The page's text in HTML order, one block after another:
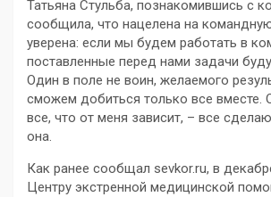
Татьяна Стульба, познакомившись с
сообщила, что нацелена на
уверена: если мы будем работать в
поставленные перед нами задачи
Один в поле не воин, желаемого
сможем добиться только все вместе.
все, что от меня зависит, – все
она.
Как ранее сообщал sevkor.ru, в
Центру экстренной медицинской